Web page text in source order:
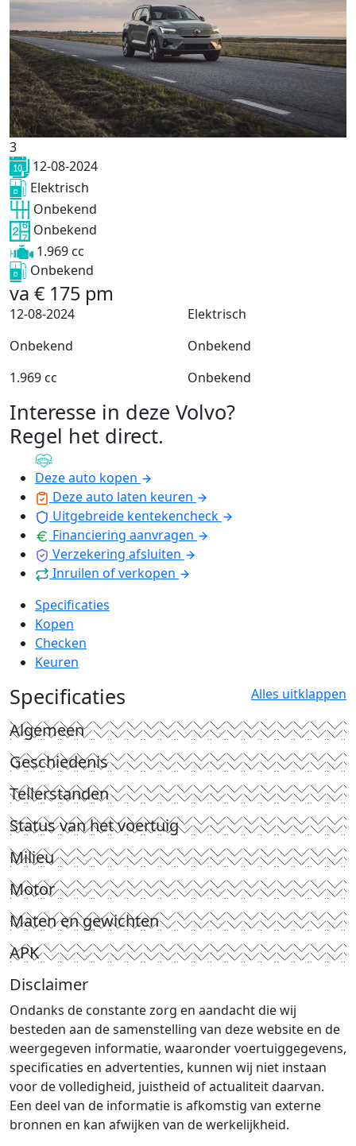
3
12-08-2024
Elektrisch
Onbekend
Onbekend
1.969 cc
Onbekend
va € 175 pm
12-08-2024
Elektrisch
Onbekend
Onbekend
1.969 cc
Onbekend
Interesse in deze Volvo?
Regel het direct.
Deze auto kopen
Deze auto laten keuren
Uitgebreide kentekencheck
Financiering aanvragen
Verzekering afsluiten
Inruilen of verkopen
Specificaties
Kopen
Checken
Keuren
Specificaties Alles uitklappen
Algemeen
Geschiedenis
Tellerstanden
Status van het voertuig
Milieu
Motor
Maten en gewichten
APK
Disclaimer
Ondanks de constante zorg en aandacht die wij
besteden aan de samenstelling van deze website en de
weergegeven informatie, waaronder voertuiggegevens,
specificaties en advertenties, kunnen wij niet instaan
voor de volledigheid, juistheid of actualiteit daarvan.
Een deel van de informatie is afkomstig van externe
bronnen en kan afwijken van de werkelijkheid.